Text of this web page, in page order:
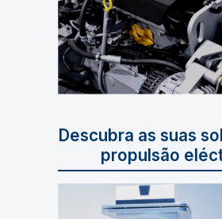
Descubra as suas
propulsão